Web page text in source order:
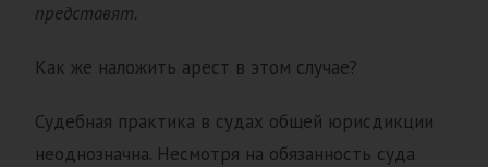
представят.
Как же наложить арест в этом случае?
Судебная практика в судах общей юрисдикции
неоднозначна. Несмотря на обязанность суда